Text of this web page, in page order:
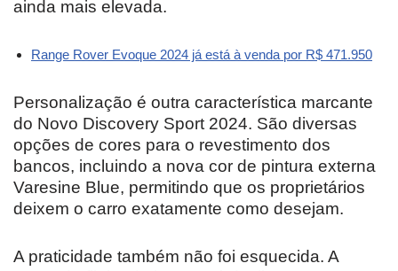
ainda mais elevada.
Range Rover Evoque 2024 já está à venda por R$ 471.950
Personalização é outra característica marcante
do Novo Discovery Sport 2024. São diversas
opções de cores para o revestimento dos
bancos, incluindo a nova cor de pintura externa
Varesine Blue, permitindo que os proprietários
deixem o carro exatamente como desejam.
A praticidade também não foi esquecida. A